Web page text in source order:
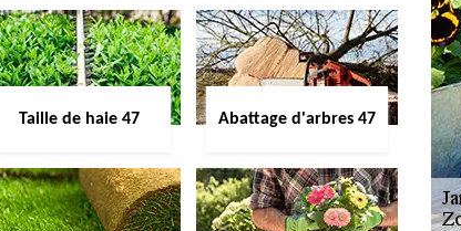
Taille de haie 47 Abattage d'arbres 47